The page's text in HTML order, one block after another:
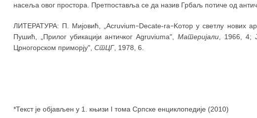
насеља овог простора. Претпоставља се да назив Грбаљ потиче од
ЛИТЕРАТУРА: П. Мијовић, „Acruvium–Decate-ra–Kотор у светлу нових
Пушић, „Прилог убикацији античког Agruviuma",Материјали , 1966, 4;
Црногорском приморју", СтЦГ, 1978, 6.
*Текст је објављен у 1. књизи I тома Српске енциклопедије (2010)